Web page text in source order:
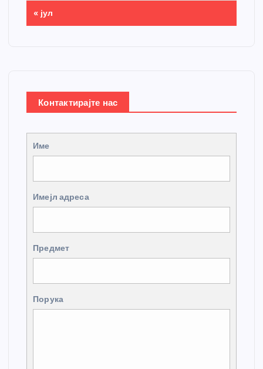
« јул
Контактирајте нас
Име
Имејл адреса
Предмет
Порука